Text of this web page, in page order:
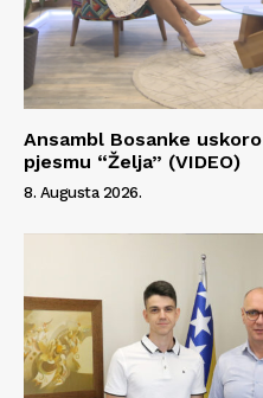
Info
O nama
Ansambl Bosanke
pjesmu “Želja” (VIDEO)
8. Augusta 2026.